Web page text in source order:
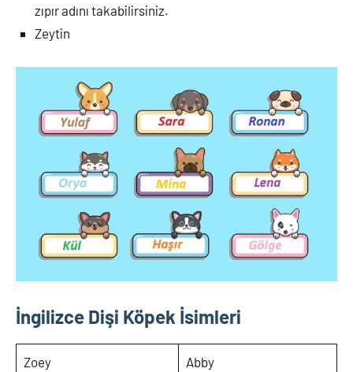
zıpır adını takabilirsiniz.
Zeytin
İngilizce Dişi Köpek İsimleri
Zoey
Abby